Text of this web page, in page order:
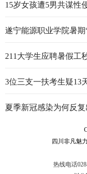
15岁女孩遭5男共谋性
遂宁能源职业学院暑
211大学生应聘暑假工
3位三支一扶考生疑13
夏季新冠感染为何反复
四川非凡魅
热线电话